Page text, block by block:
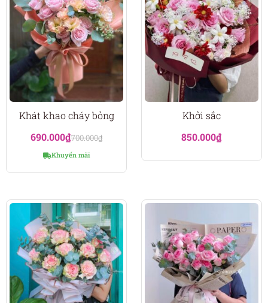
Khát khao cháy bỏng
690.000₫700.000₫
Khuyến mãi
Khởi sắc
850.000₫